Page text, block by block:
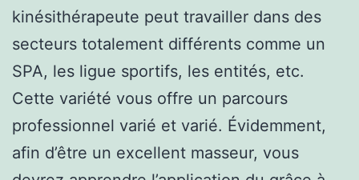
kinésithérapeute peut travailler dans des
secteurs totalement différents comme un
SPA, les ligue sportifs, les entités, etc.
Cette variété vous offre un parcours
professionnel varié et varié. Évidemment,
afin d’être un excellent masseur, vous